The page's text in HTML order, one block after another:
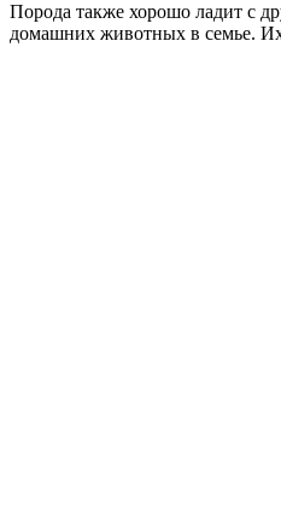
Порода также хорошо ладит с
домашних животных в семье.